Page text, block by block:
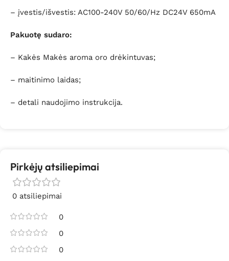
– įvestis/išvestis: AC100-240V 50/60/Hz DC24V 650mA
Pakuotę sudaro:
– Kakės Makės aroma oro drėkintuvas;
– maitinimo laidas;
– detali naudojimo instrukcija.
Pirkėjų atsiliepimai
0 atsiliepimai
0
0
0